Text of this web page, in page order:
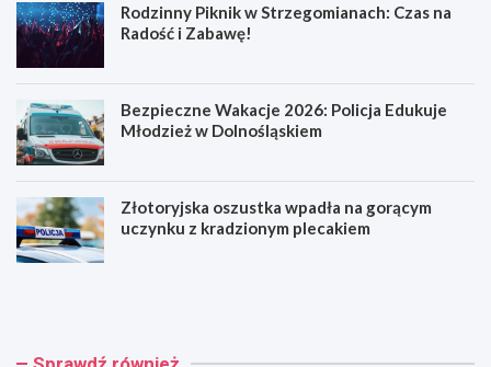
Rodzinny Piknik w Strzegomianach: Czas na
Radość i Zabawę!
Bezpieczne Wakacje 2026: Policja Edukuje
Młodzież w Dolnośląskiem
Złotoryjska oszustka wpadła na gorącym
uczynku z kradzionym plecakiem
H
R